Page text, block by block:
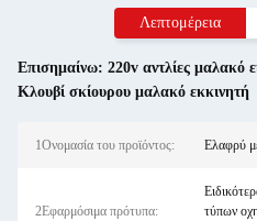
Λεπτομέρεια
Επισημαίνω: 220v αντλίες μαλακό
Κλουβί σκίουρου μαλακό εκκινητή
1Ονομασία του προϊόντος: Ελαφρύ
2Εφαρμόσιμα πρότυπα:
τύπων